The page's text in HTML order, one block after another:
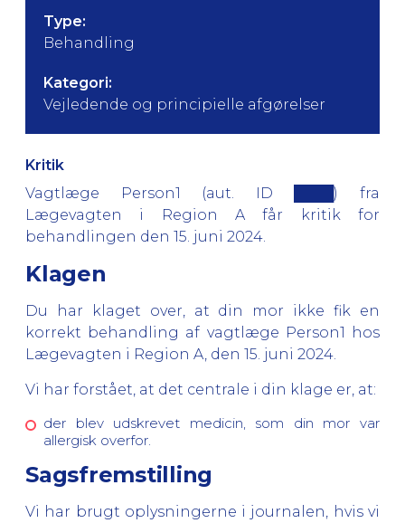
Type:
Behandling
Kategori:
Vejledende og principielle afgørelser
Kritik
Vagtlæge Person1 (aut. ID ████) fra
Lægevagten i Region A får kritik for
behandlingen den 15. juni 2024.
Klagen
Du har klaget over, at din mor ikke fik en
korrekt behandling af vagtlæge Person1 hos
Lægevagten i Region A, den 15. juni 2024.
Vi har forstået, at det centrale i din klage er, at:
der blev udskrevet medicin, som din mor var
allergisk overfor.
Sagsfremstilling
Vi har brugt oplysningerne i journalen, hvis vi